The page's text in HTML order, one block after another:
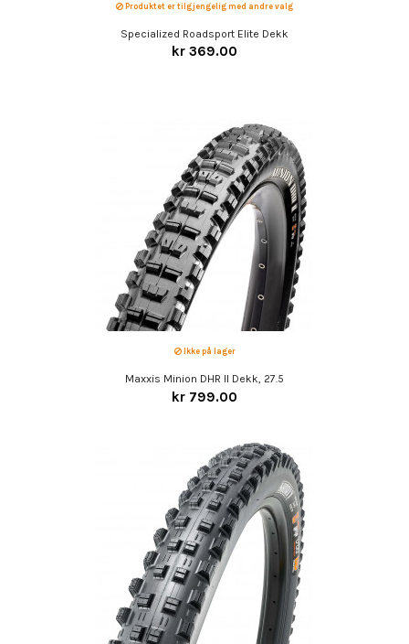
Produktet er tilgjengelig med andre valg
Specialized Roadsport Elite Dekk
kr 369.00
Ikke på lager
Maxxis Minion DHR II Dekk, 27.5
kr 799.00